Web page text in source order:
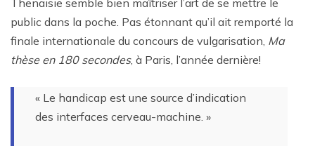
public dans la poche. Pas étonnant qu’il ait remporté la
finale internationale du concours de vulgarisation, Ma
thèse en 180 secondes, à Paris, l’année dernière!
« Le handicap est une source d’indication
des interfaces cerveau-machine. »